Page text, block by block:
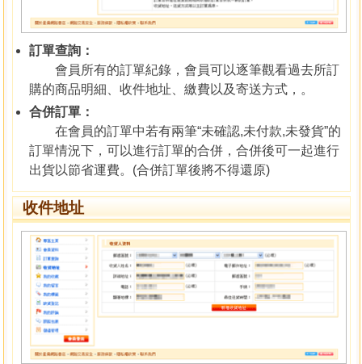
訂單查詢：
會員所有的訂單紀錄，會員可以逐筆觀看過去所訂
購的商品明細、收件地址、繳費以及寄送方式，。
合併訂單：
在會員的訂單中若有兩筆“未確認,未付款,未發貨”的
訂單情況下，可以進行訂單的合併，合併後可一起進行
出貨以節省運費。(合併訂單後將不得還原)
收件地址